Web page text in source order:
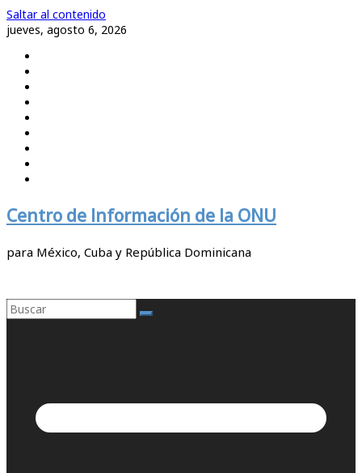
Saltar al contenido
jueves, agosto 6, 2026
Centro de Información de la ONU
para México, Cuba y República Dominicana